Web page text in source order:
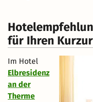
für Ihren
Im Hotel
Elbresidenz
an der
Therme